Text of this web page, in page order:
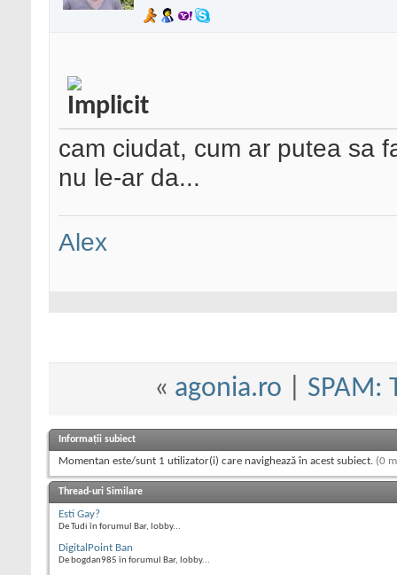
cam ciudat, cum ar putea sa
nu le-ar da...
Alex
« agonia.ro SPAM:
Informații subiect
Momentan este/sunt 1 utilizator(i) care navighează în acest subiect. (0
Thread-uri Similare
Esti Gay?
De Tudi în forumul Bar, lobby...
DigitalPoint Ban
De bogdan985 în forumul Bar, lobby...